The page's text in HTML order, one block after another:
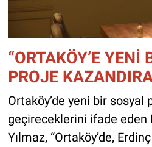
“ORTAKÖY’E YENİ
PROJE
Ortaköy’de yeni bir sosyal
geçireceklerini ifade eden
Yılmaz, “Ortaköy’de,